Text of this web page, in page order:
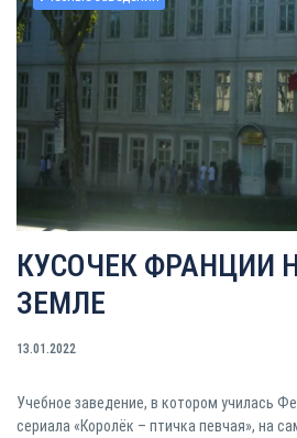
КУСОЧЕК ФРАНЦИИ
ЗЕМЛЕ
13.01.2022
Учебное заведение, в котором училась
сериала «Королёк – птичка певчая», на